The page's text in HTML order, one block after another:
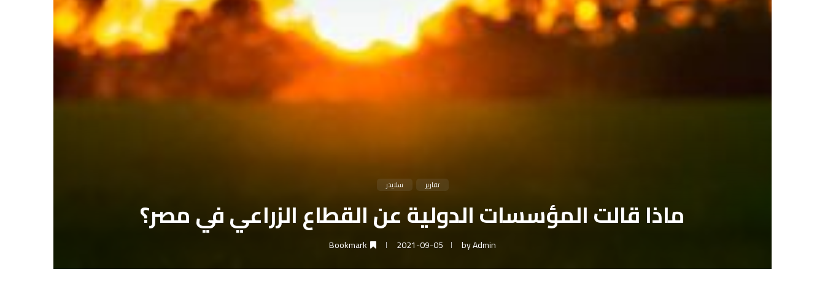
تقارير سلايدر
ماذا قالت المؤسسات الدولية عن القطاع الزراعي في مصر؟
byAdmin
2021-09-05
Bookmark